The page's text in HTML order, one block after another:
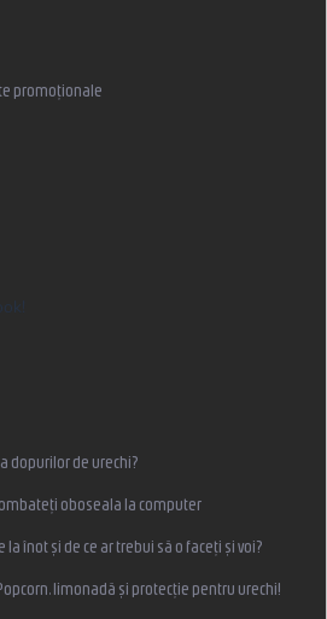
promoționale
dopurilor de urechi?
oboseala la computer
înot și de ce ar trebui să o faceți și voi?
limonadă și protecție pentru urechi!